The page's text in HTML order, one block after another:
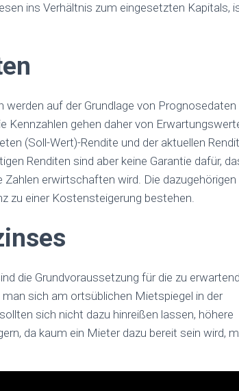
ins Verhältnis zum eingesetzten Kapitals,
werden auf der Grundlage von
Kennzahlen gehen daher von
(Soll-Wert)-Rendite und der aktuellen
Renditen sind aber keine Garantie dafür,
erwirtschaften wird. Die
zu einer Kostensteigerung bestehen.
die Grundvoraussetzung für die zu
sich am ortsüblichen Mietspiegel in der
sich nicht dazu hinreißen lassen, höhere
da kaum ein Mieter dazu bereit sein wird,